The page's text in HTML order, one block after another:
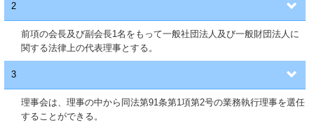
2
前項の会長及び副会長1名をもって一般社団法人及び一般財団法人に
関する法律上の代表理事とする。
3
理事会は、理事の中から同法第91条第1項第2号の業務執行理事を選任
することができる。